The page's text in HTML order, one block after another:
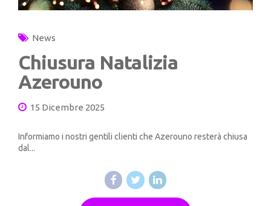
News
Chiusura Natalizia
Azerouno
15 Dicembre 2025
Informiamo i nostri gentili clienti che Azerouno resterà chiusa
dal...